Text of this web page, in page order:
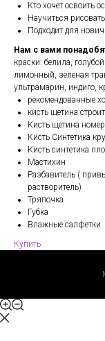
Кто хочет освоить
Научиться рисовать
Подходит для
Нам с вами
краски: белила,
лимонный, зеленая
ультрамарин, индиго,
рекомендованные
кисть щетина
Кисть щетина
Кисть Синтетика
Кисть синтетика
Мастихин
Разбавитель (
растворитель)
Тряпочка
Губка
Влажные салфетки
Купить